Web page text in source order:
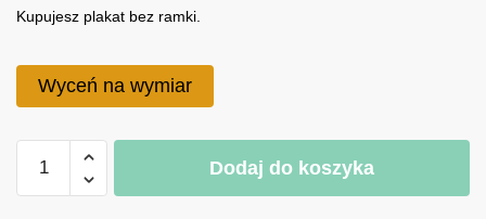
Kupujesz plakat bez ramki.
Wyceń na wymiar
Plakat
Dodaj do koszyka